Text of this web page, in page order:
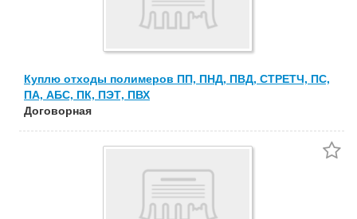
Куплю отходы полимеров ПП, ПНД, ПВД, СТРЕТЧ, ПС,
ПА, АБС, ПК, ПЭТ, ПВХ
Договорная